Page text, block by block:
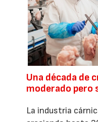
Una década de
moderado pero
La industria